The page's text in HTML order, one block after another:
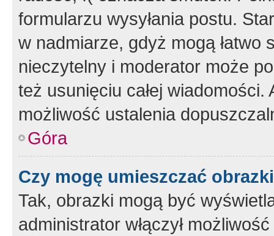
formularzu wysyłania postu.
w nadmiarze, gdyż mogą
nieczytelny i moderator może
też usunięciu całej
możliwość ustalenia
Góra
Czy mogę umieszczać
Tak, obrazki mogą być
administrator włączył